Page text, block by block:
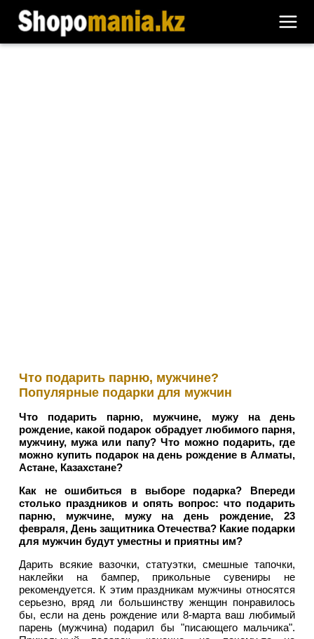
Что подарить парню, мужчине?
Популярные подарки для мужчин
Что подарить парню, мужчине, мужу на день
рождение, какой подарок обрадует любимого парня,
мужчину, мужа или папу? Что можно подарить, где
можно купить подарок на день рождение в Алматы,
Астане, Казахстане?
Как не ошибиться в выборе подарка? Впереди
столько праздников и опять вопрос: что подарить
парню, мужчине, мужу на день рождение, 23
февраля, День защитника Отечества? Какие подарки
для мужчин будут уместны и приятны им?
Дарить всякие вазочки, статуэтки, смешные тапочки,
наклейки на бампер, прикольные сувениры не
рекомендуется. К этим праздникам мужчины относятся
серьезно, вряд ли большинству женщин понравилось
бы, если на день рождение или 8-марта ваш любимый
парень (мужчина) подарил бы "писающего мальчика".